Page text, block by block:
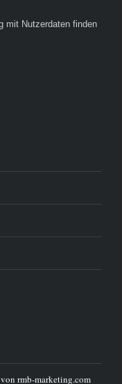
mit Nutzerdaten finden
rmb-marketing.com